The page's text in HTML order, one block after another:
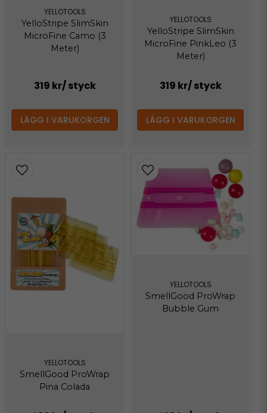
YELLOTOOLS
YelloStripe SlimSkin
MicroFine Camo (3
Meter)
319 kr/ styck
LÄGG I VARUKORGEN
YELLOTOOLS
YelloStripe SlimSkin
MicroFine PinkLeo (3
Meter)
319 kr/ styck
LÄGG I VARUKORGEN
YELLOTOOLS
SmellGood ProWrap
Pina Colada
YELLOTOOLS
SmellGood ProWrap
Bubble Gum